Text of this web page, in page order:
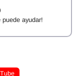
puede ayudar!